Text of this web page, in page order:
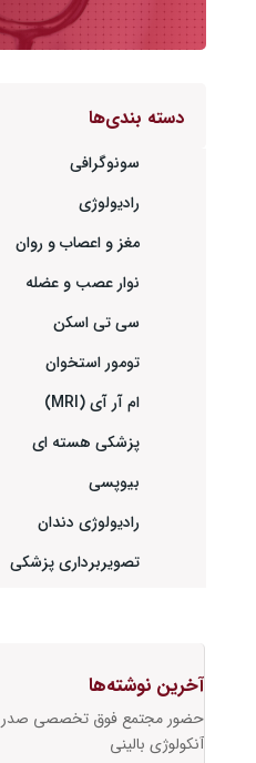
دسته بندی‌ها
سونوگرافی
رادیولوژی
مغز و اعصاب و روان
نوار عصب و عضله
سی تی اسکن
تومور استخوان
ام آر آی (MRI)
پزشکی هسته ای
بیوپسی
رادیولوژی دندان
تصویربرداری پزشکی
آخرین نوشته‌ها
حضور مجتمع فوق تخصصی صدر
آنکولوژی بالینی